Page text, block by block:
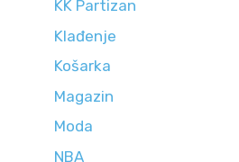
KK Partizan
Klađenje
Košarka
Magazin
Moda
NBA